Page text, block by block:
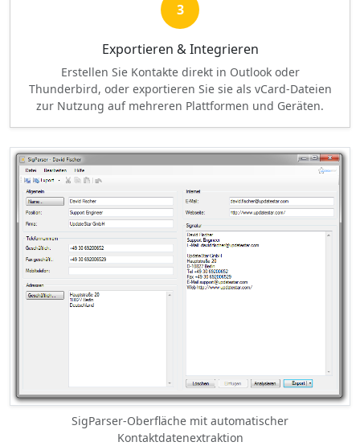
3
Exportieren & Integrieren
Erstellen Sie Kontakte direkt in Outlook oder
Thunderbird, oder exportieren Sie sie als vCard-Dateien
zur Nutzung auf mehreren Plattformen und Geräten.
SigParser-Oberfläche mit automatischer
Kontaktdatenextraktion